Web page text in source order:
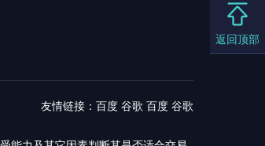
友情链接：百度 谷歌 百度 谷歌
返回顶部